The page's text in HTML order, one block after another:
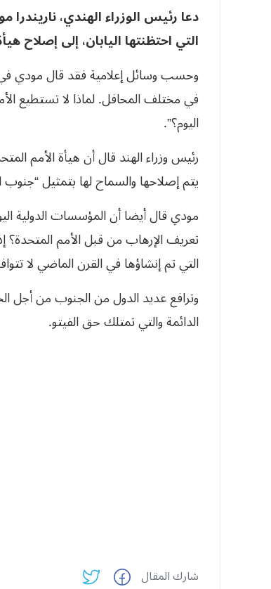
دعا رئيس الوزراء الهندي، ناريندرا
التي احتظنتها اليابان، إلى إصلاح
وحسب وسائل إعلامية فقد قال مودي
في مختلف المحافل. لماذا لا تستطيع
اليوم؟”.
رئيس وزراء الهند قال أن هيأة الأمم
يتم إصلاحها والسماح لها بتمثيل
مودي قال أيضا أن المؤسسات الدولية
تعريف الإرهاب من قبل الأمم
التي تم إنشاؤها في القرن الماضي لا
وترافع عديد الدول من الجنوب من
الدائمة والتي تمتلك حق الفيتو.
شارك المقال